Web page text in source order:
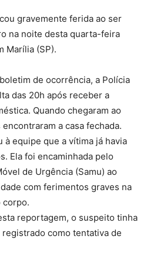
gravemente ferida ao ser
na noite desta quarta-feira
Marília (SP).
de ocorrência, a Polícia
das 20h após receber a
Quando chegaram ao
a casa fechada.
à equipe que a vítima já havia
Ela foi encaminhada pelo
de Urgência (Samu) ao
com ferimentos graves na
corpo.
reportagem, o suspeito tinha
como tentativa de